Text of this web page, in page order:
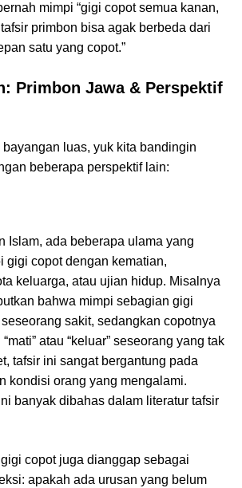
mimpi “gigi copot semua kanan,
primbon bisa agak berbeda dari
satu yang copot.”
Primbon Jawa & Perspektif
luas, yuk kita bandingin
beberapa perspektif lain:
Islam, ada beberapa ulama yang
gigi copot dengan kematian,
keluarga, atau ujian hidup. Misalnya
bahwa mimpi sebagian gigi
sakit, sedangkan copotnya
atau “keluar” seseorang yang tak
tafsir ini sangat bergantung pada
kondisi orang yang mengalami.
banyak dibahas dalam literatur tafsir
copot juga dianggap sebagai
apakah ada urusan yang belum